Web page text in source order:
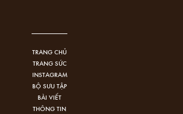
TRANG CHỦ
TRANG SỨC
INSTAGRAM
BỘ SƯU TẬP
BÀI VIẾT
THÔNG TIN